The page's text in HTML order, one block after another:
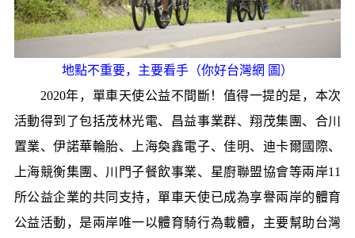
地點不重要，主要看手（你好台灣網 圖）
2020年，單車天使公益不間斷！值得一提的是，本次
活動得到了包括茂林光電、昌益事業群、翔茂集團、合川
置業、伊諾華輪胎、上海奐鑫電子、佳明、迪卡爾國際、
上海競衡集團、川門子餐飲事業、星廚聯盟協會等兩岸11
所公益企業的共同支持，單車天使已成為享譽兩岸的體育
公益活動，是兩岸唯一以體育騎行為載體，主要幫助台灣